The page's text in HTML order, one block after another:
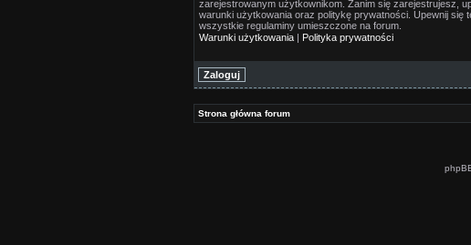
zarejestrowanym użytkownikom. Zanim się zarejestrujesz,
warunki użytkowania oraz politykę prywatności. Upewnij się
wszystkie regulaminy umieszczone na forum.
Warunki użytkowania | Polityka prywatności
Strona główna forum